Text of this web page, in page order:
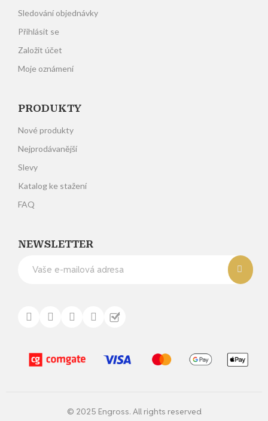
Sledování objednávky
Přihlásit se
Založit účet
Moje oznámení
PRODUKTY
Nové produkty
Nejprodávanější
Slevy
Katalog ke stažení
FAQ
NEWSLETTER
© 2025 Engross. All rights reserved